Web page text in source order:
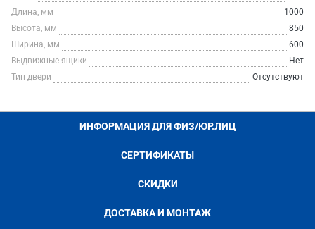
Длина, мм
1000
Высота, мм
850
Ширина, мм
600
Выдвижные ящики
Нет
Тип двери
Отсутствуют
ИНФОРМАЦИЯ ДЛЯ ФИЗ/ЮР.ЛИЦ
СЕРТИФИКАТЫ
СКИДКИ
ДОСТАВКА И МОНТАЖ